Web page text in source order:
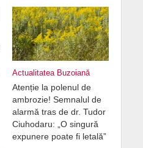
Actualitatea Buzoiană
Atenție la polenul de
ambrozie! Semnalul de
alarmă tras de dr. Tudor
Ciuhodaru: „O singură
expunere poate fi letală”